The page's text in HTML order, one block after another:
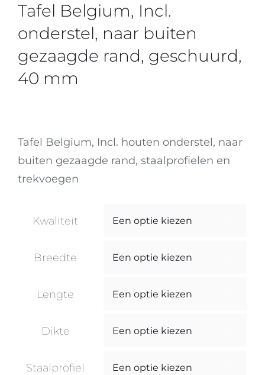
Tafel Belgium, Incl.
onderstel, naar buiten
gezaagde rand, geschuurd,
40 mm
Tafel Belgium, Incl. houten onderstel, naar
buiten gezaagde rand, staalprofielen en
trekvoegen
Kwaliteit
Breedte
Lengte
Dikte
Staalprofiel